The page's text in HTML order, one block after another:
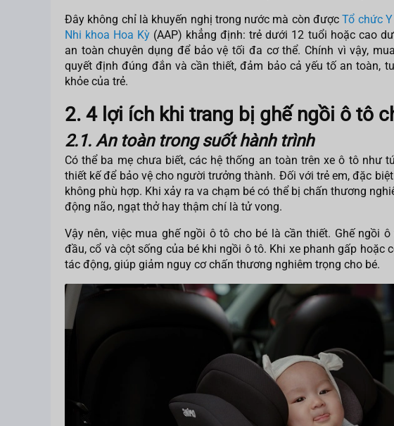
Đây không chỉ là khuyến nghị trong nước mà còn đượcTổ chức
Nhi khoa Hoa Kỳ (AAP) khẳng định: trẻ dưới 12 tuổi hoặc cao
an toàn chuyên dụng để bảo vệ tối đa cơ thể. Chính vì vậy,
quyết định đúng đắn và cần thiết, đảm bảo cả yếu tố an toàn,
khỏe của trẻ.
2. 4 lợi ích khi trang bị ghế ngồi ô tô
2.1. An toàn trong suốt hành trình
Có thể ba mẹ chưa biết, các hệ thống an toàn trên xe ô tô như
thiết kế để bảo vệ cho người trưởng thành. Đối với trẻ em, đặc
không phù hợp. Khi xảy ra va chạm bé có thể bị chấn thương
động não, ngạt thở hay thậm chí là tử vong.
Vậy nên, việc mua ghế ngồi ô tô cho bé là cần thiết. Ghế ngồi
đầu, cổ và cột sống của bé khi ngồi ô tô. Khi xe phanh gấp hoặc
tác động, giúp giảm nguy cơ chấn thương nghiêm trọng cho bé.